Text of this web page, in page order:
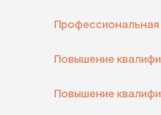
Повышение
Повышение